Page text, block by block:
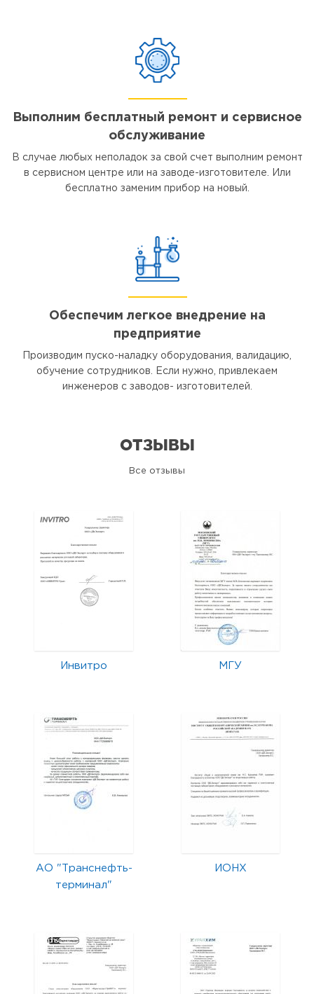
Выполним бесплатный ремонт и сервисное
обслуживание
В случае любых неполадок за свой счет выполним ремонт
в сервисном центре или на заводе-изготовителе. Или
бесплатно заменим прибор на новый.
Обеспечим легкое внедрение на
предприятие
Производим пуско-наладку оборудования, валидацию,
обучение сотрудников. Если нужно, привлекаем
инженеров с заводов- изготовителей.
ОТЗЫВЫ
Все отзывы
Инвитро МГУ
АО "Транснефть-
терминал"
ИОНХ